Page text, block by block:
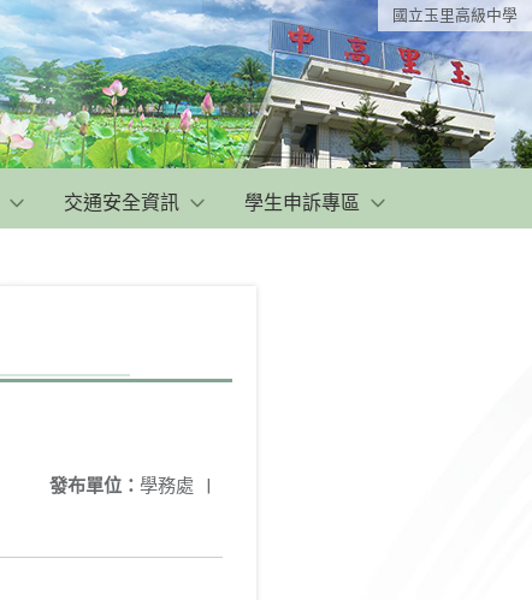
國立玉里高級中學
交通安全資訊 學生申訴專區
發布單位： 學務處 |